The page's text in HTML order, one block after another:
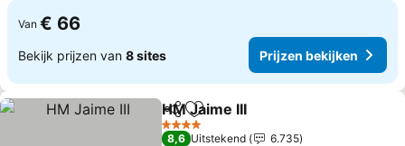
Van € 66
Bekijk prijzen van 8 sites Prijzen bekijken
DelenToevoegen aan favorieten
HM Jaime III
4 Sterren
8,6 Uitstekend
6.735